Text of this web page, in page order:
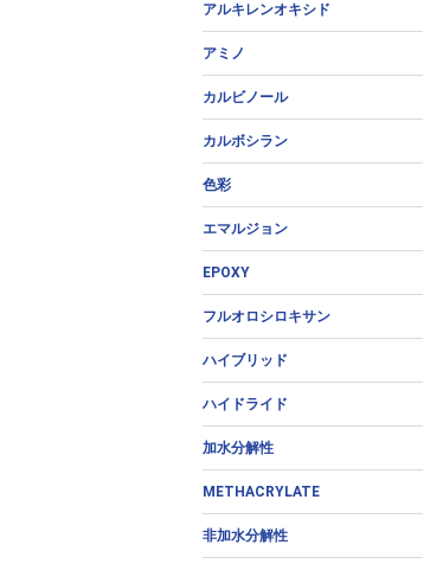
アルキレンオキシド
アミノ
カルビノール
カルボシラン
色彩
エマルジョン
EPOXY
フルオロシロキサン
ハイブリッド
ハイドライド
加水分解性
METHACRYLATE
非加水分解性